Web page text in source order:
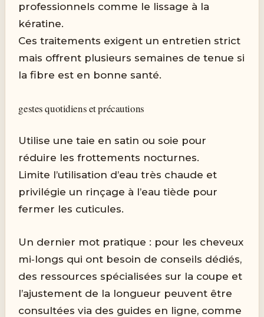
professionnels comme le lissage à la
kératine.
Ces traitements exigent un entretien strict
mais offrent plusieurs semaines de tenue si
la fibre est en bonne santé.
gestes quotidiens et précautions
Utilise une taie en satin ou soie pour
réduire les frottements nocturnes.
Limite l’utilisation d’eau très chaude et
privilégie un rinçage à l’eau tiède pour
fermer les cuticules.
Un dernier mot pratique : pour les cheveux
mi‑longs qui ont besoin de conseils dédiés,
des ressources spécialisées sur la coupe et
l’ajustement de la longueur peuvent être
consultées via des guides en ligne, comme